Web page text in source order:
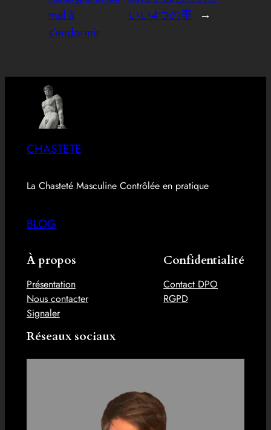
mal à
s’endormir
いい4つの事 →
CHASTETE
La Chasteté Masculine Contrôlée en pratique
BLOG
À propos
Présentation
Nous contacter
Signaler
Confidentialité
Contact DPO
RGPD
Réseaux sociaux